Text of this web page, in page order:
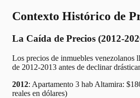
Contexto Histórico de
La Caída de Precios (2012-
Los precios de inmuebles venezolanos
de 2012-2013 antes de declinar
2012: Apartamento 3 hab Altamira:
reales en dólares)